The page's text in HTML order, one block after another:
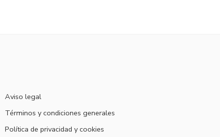
Aviso legal
Términos y condiciones generales
Política de privacidad y cookies